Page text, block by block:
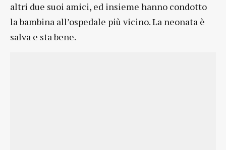
altri due suoi amici, ed insieme hanno condotto
la bambina all’ospedale più vicino. La neonata è
salva e sta bene.